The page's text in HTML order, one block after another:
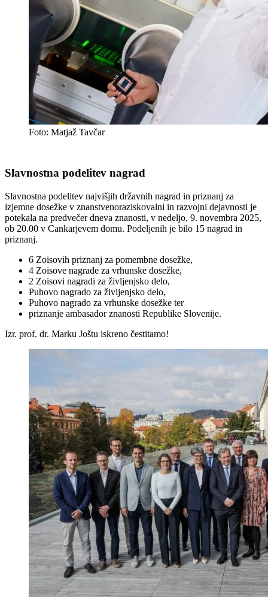
Foto: Matjaž Tavčar
Slavnostna podelitev nagrad
Slavnostna podelitev najvišjih državnih nagrad in priznanj za
izjemne dosežke v znanstvenoraziskovalni in razvojni dejavnosti je
potekala na predvečer dneva znanosti, v nedeljo, 9. novembra 2025,
ob 20.00 v Cankarjevem domu. Podeljenih je bilo 15 nagrad in
priznanj.
6 Zoisovih priznanj za pomembne dosežke,
4 Zoisove nagrade za vrhunske dosežke,
2 Zoisovi nagradi za življenjsko delo,
Puhovo nagrado za življenjsko delo,
Puhovo nagrado za vrhunske dosežke ter
priznanje ambasador znanosti Republike Slovenije.
Izr. prof. dr. Marku Joštu iskreno čestitamo!